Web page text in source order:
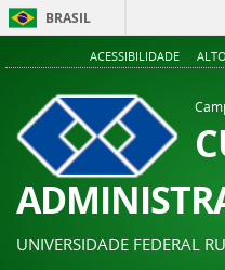
BRASIL
ACESSIBILIDADE
UNIVERSIDADE FEDERAL